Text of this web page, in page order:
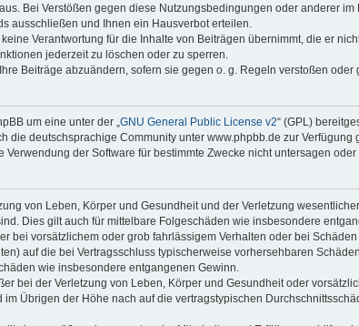
Bei Verstößen gegen diese Nutzungsbedingungen oder anderer
ausschließen und Ihnen ein Hausverbot erteilen.
Verantwortung für die Inhalte von Beiträgen übernimmt, die er
jederzeit zu löschen oder zu sperren.
Beiträge abzuändern, sofern sie gegen o. g. Regeln verstoßen
um eine unter der „GNU General Public License v2“ (GPL)
die deutschsprachige Community unter www.phpbb.de zur
der Software für bestimmte Zwecke nicht untersagen
von Leben, Körper und Gesundheit und der Verletzung
Dies gilt auch für mittelbare Folgeschäden wie insbesondere
bei vorsätzlichem oder grob fahrlässigem Verhalten oder bei
auf die bei Vertragsschluss typischerweise vorhersehbaren
wie insbesondere entgangenen Gewinn.
bei der Verletzung von Leben, Körper und Gesundheit oder
Übrigen der Höhe nach auf die vertragstypischen